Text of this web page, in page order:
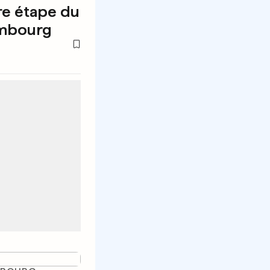
étape du